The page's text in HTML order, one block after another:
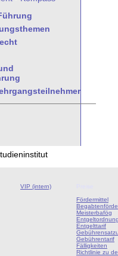
VIP (intern)
Fördermittel
Meisterbafög
Entgelttarif
Gebührentarif
Fälligkeiten
Richtlinie zu